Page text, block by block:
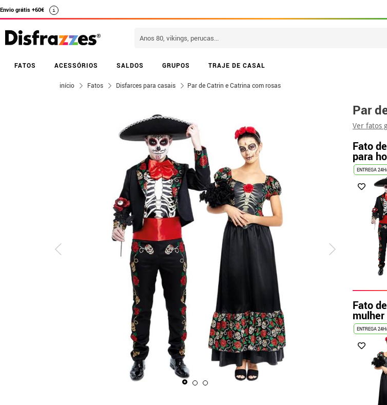
Envio grátis +60€ i
FATOS ACESSÓRIOS SALDOS GRUPOS TRAJE DE CASAL
início Fatos Disfarces para casais Par de Catrin e Catrina com rosas
Par
Ver fatos
Fato
para
ENTREGA
Fato
mulher
ENTREGA